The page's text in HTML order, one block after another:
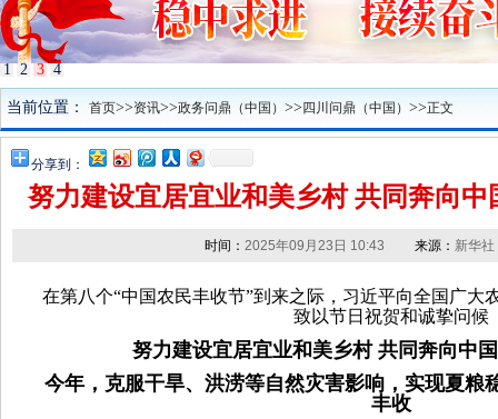
1 2 3 4
当前位置： 首页>>资讯>>政务问鼎（中国） >>四川问鼎（中国） >>正文
分享到：
努力建设宜居宜业和美乡村 共同奔向
时间： 2025年09月23日 10:43 来源： 新华社
在第八个“中国农民丰收节”到来之际，习近平向全国广大
致以节日祝贺和诚挚问候
努力建设宜居宜业和美乡村 共同奔向中
今年，克服干旱、洪涝等自然灾害影响，实现夏粮
丰收